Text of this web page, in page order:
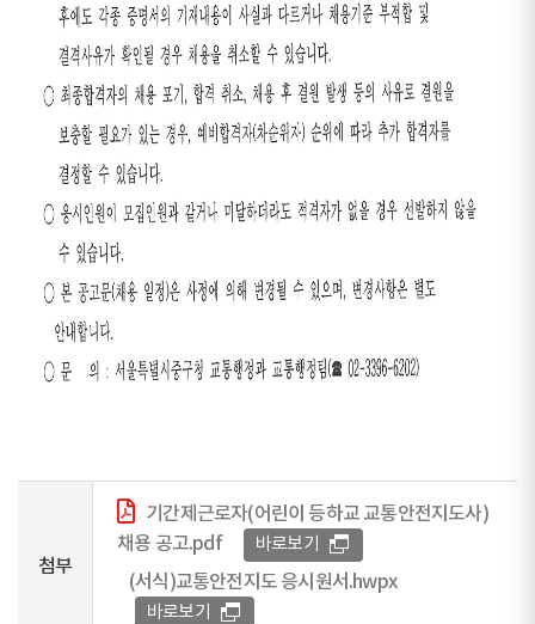
첨부
기간제근로자(어린이 등하교 교통안전지도사)
채용 공고.pdf
바로보기
(서식)교통안전지도 응시원서.hwpx
바로보기